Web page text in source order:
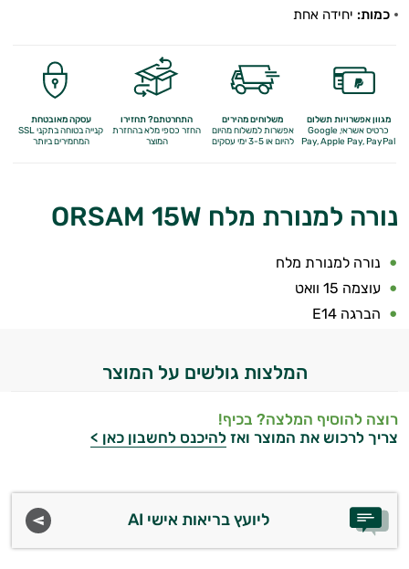
כמות: יחידה אחת
מגוון אפשרויות תשלום
כרטיס אשראי, Google
Pay,Apple Pay, PayPal
משלוחים מהירים
אפשרות למשלוח מהיום
להיום או 3-5 ימי עסקים
התחרטתם? תחזירו
החזר כספי מלאבהחזרת
המוצר
עסקה מאובטחת
קנייה בטוחה בתקני SSL
המחמירים ביותר
נורה למנורת מלח ORSAM 15W
נורה למנורת מלח
עוצמה 15 וואט
הברגה E14
המלצות גולשים על המוצר
רוצה להוסיף המלצה? בכיף!
צריך לרכוש את המוצר ואז להיכנס לחשבון כאן >
ליועץ בריאות אישי AI